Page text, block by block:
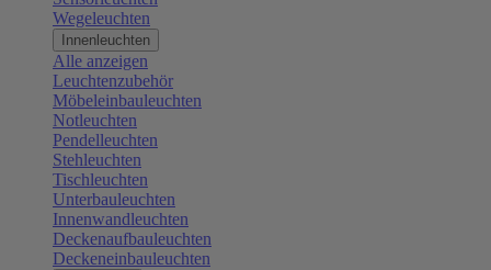
Wegeleuchten
Innenleuchten
Alle anzeigen
Leuchtenzubehör
Möbeleinbauleuchten
Notleuchten
Pendelleuchten
Stehleuchten
Tischleuchten
Unterbauleuchten
Innenwandleuchten
Deckenaufbauleuchten
Deckeneinbauleuchten